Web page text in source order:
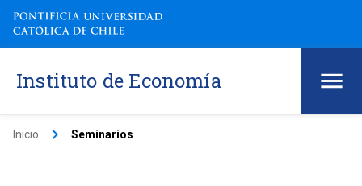
Instituto de Economía
Inicio keyboard_arrow_right Seminarios